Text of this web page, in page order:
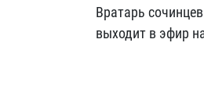
Вратарь
выходит в эфир